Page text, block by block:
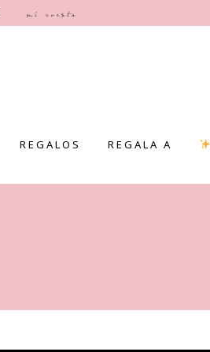
Mi cuenta
REGALOS REGALA A